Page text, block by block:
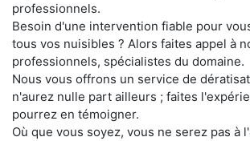
professionnels.
Besoin d'une intervention fiable pour
tous vos nuisibles ? Alors faites appel à
professionnels, spécialistes du domaine.
Nous vous offrons un service de
n'aurez nulle part ailleurs ; faites
pourrez en témoigner.
Où que vous soyez, vous ne serez pas à